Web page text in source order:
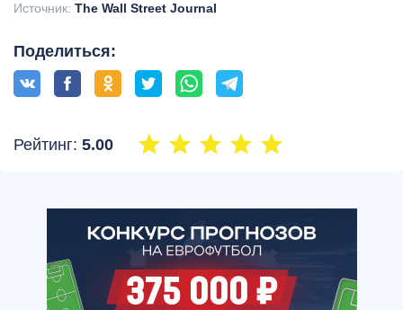
Источник: The Wall Street Journal
Поделиться:
Рейтинг: 5.00